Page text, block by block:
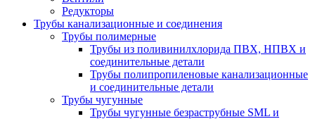
Редукторы
Трубы канализационные и соединения
Трубы полимерные
Трубы из поливинилхлорида ПВХ, НПВХ и
соединительные детали
Трубы полипропиленовые канализационные
и соединительные детали
Трубы чугунные
Трубы чугунные безраструбные SML и